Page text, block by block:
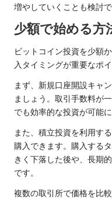
増やしていくことも検討で
少額で始める方
ビットコイン投資を少額
入タイミングが重要なポ
まず、新規口座開設キャ
ましょう。取引手数料が
でも効率的な投資が可能に
また、積立投資を利用す
購入できます。購入する
きく下落した後や、長期
です。
複数の取引所で価格を比